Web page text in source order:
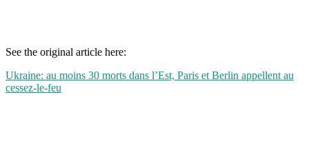
See the original article here:
Ukraine: au moins 30 morts dans l’Est, Paris et Berlin appellent au
cessez-le-feu